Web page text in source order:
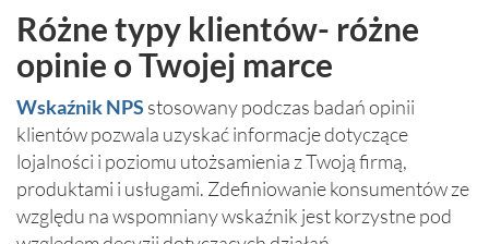
Różne typy klientów- różne
opinie o Twojej marce
Wskaźnik NPS stosowany podczas badań opinii
klientów pozwala uzyskać informacje dotyczące
lojalności i poziomu utożsamienia z Twoją firmą,
produktami i usługami. Zdefiniowanie konsumentów ze
względu na wspomniany wskaźnik jest korzystne pod